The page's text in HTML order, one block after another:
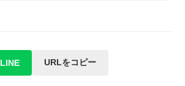
LINE URLをコピー